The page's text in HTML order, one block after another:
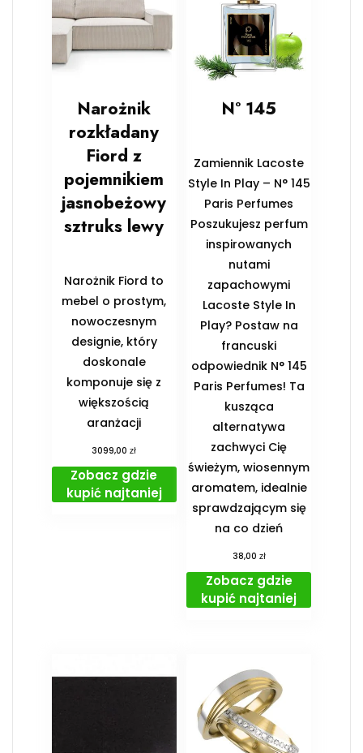
Narożnik
rozkładany
Fiord z
pojemnikiem
jasnobeżowy
sztruks lewy
Narożnik Fiord to
mebel o prostym,
nowoczesnym
designie, który
doskonale
komponuje się z
większością
aranżacji
3099,00zł
Zobacz gdzie
kupić najtaniej
N° 145
Zamiennik Lacoste
Style In Play – N° 145
Paris Perfumes
Poszukujesz perfum
inspirowanych
nutami
zapachowymi
Lacoste Style In
Play? Postaw na
francuski
odpowiednik N° 145
Paris Perfumes! Ta
kusząca
alternatywa
zachwyci Cię
świeżym, wiosennym
aromatem, idealnie
sprawdzającym się
na co dzień
38,00 zł
Zobacz gdzie
kupić najtaniej